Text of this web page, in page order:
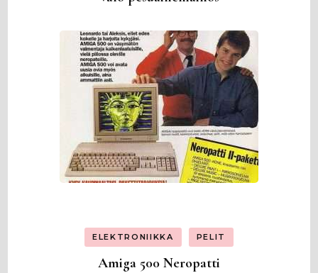
ELEKTRONIIKKA PELIT
Amiga 500 Neropatti